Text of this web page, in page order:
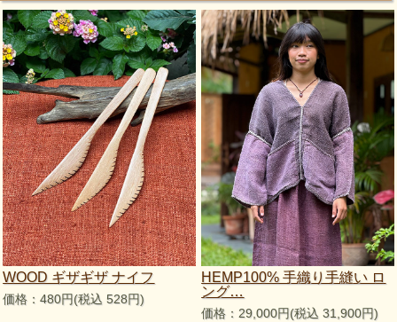
WOOD ギザギザ ナイフ
価格：480円(税込 528円)
HEMP100% 手織り手縫い ロ
ング…
価格：29,000円(税込 31,900円)